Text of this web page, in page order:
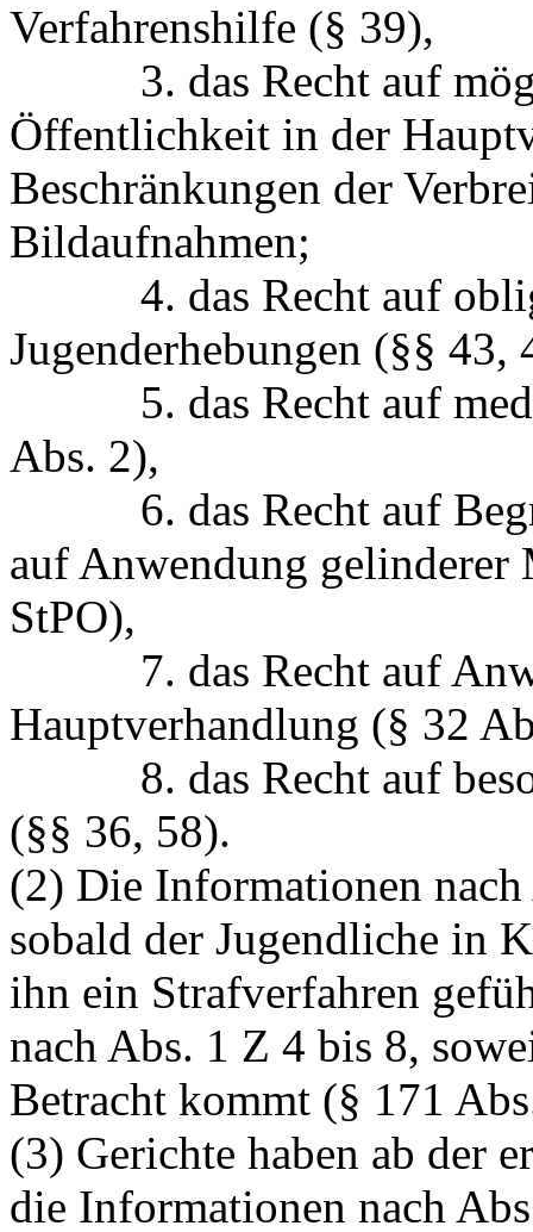
Verfahrenshilfe (§ 39),
3. das Recht auf
Öffentlichkeit in der
Beschränkungen der
Bildaufnahmen;
4. das Recht auf
Jugenderhebungen (§§ 43,
5. das Recht auf
Abs. 2),
6. das Recht auf
auf Anwendung
StPO),
7. das Recht auf
Hauptverhandlung (§ 32
8. das Recht auf
(§§ 36, 58).
(2) Die Informationen
sobald der Jugendliche in
ihn ein Strafverfahren
nach Abs. 1 Z 4 bis 8,
Betracht kommt (§ 171
(3) Gerichte haben ab der
die Informationen nach